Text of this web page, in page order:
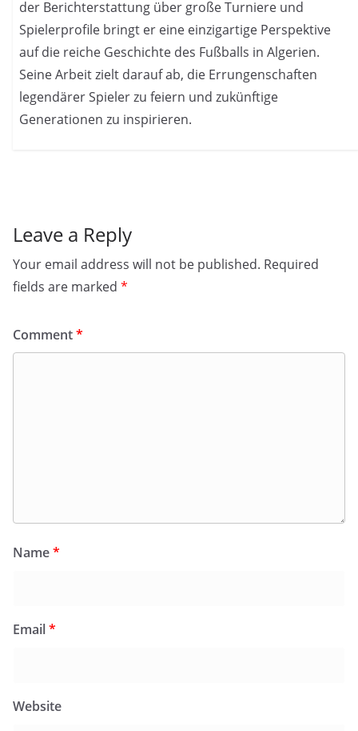
der Berichterstattung über große Turniere und
Spielerprofile bringt er eine einzigartige Perspektive
auf die reiche Geschichte des Fußballs in Algerien.
Seine Arbeit zielt darauf ab, die Errungenschaften
legendärer Spieler zu feiern und zukünftige
Generationen zu inspirieren.
Leave a Reply
Your email address will not be published. Required
fields are marked *
Comment*
Name*
Email*
Website